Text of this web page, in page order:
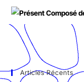
Articles Récents